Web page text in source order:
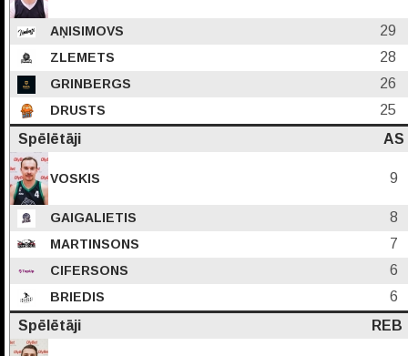
AŅISIMOVS 29
ZLEMETS 28
GRINBERGS 26
DRUSTS
25
Spēlētāji
AS
VOSKIS 9
GAIGALIETIS 8
MARTINSONS 7
CIFERSONS 6
BRIEDIS
6
Spēlētāji
REB